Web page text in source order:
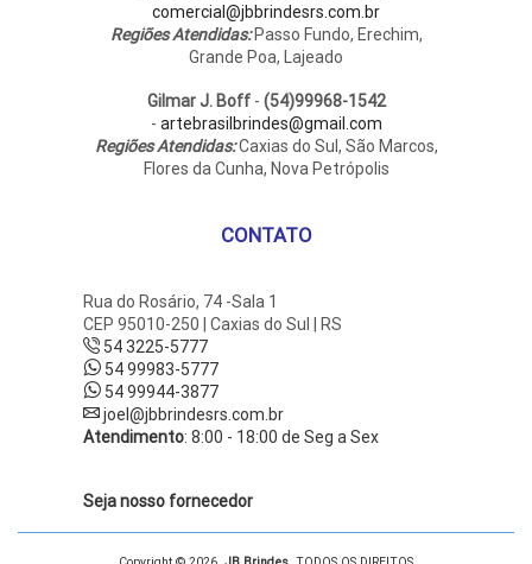
comercial@jbbrindesrs.com.br
Regiões Atendidas:Passo Fundo, Erechim,
Grande Poa, Lajeado
Gilmar J. Boff- (54)99968-1542
- artebrasilbrindes@gmail.com
Regiões Atendidas:Caxias do Sul, São Marcos,
Flores da Cunha, Nova Petrópolis
CONTATO
Rua do Rosário, 74 -Sala 1
CEP 95010-250 | Caxias do Sul | RS
54 3225-5777
54 99983-5777
54 99944-3877
joel@jbbrindesrs.com.br
Atendimento: 8:00 - 18:00 de Seg a Sex
Seja nosso fornecedor